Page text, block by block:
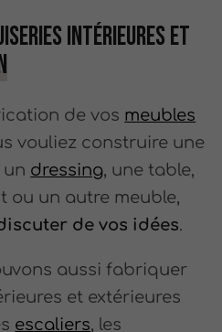
intérieures et
de vos meubles
vouliez construire une
un dressing, une table,
ou un autre meuble,
de vos idées.
aussi fabriquer
et extérieures
escaliers, les